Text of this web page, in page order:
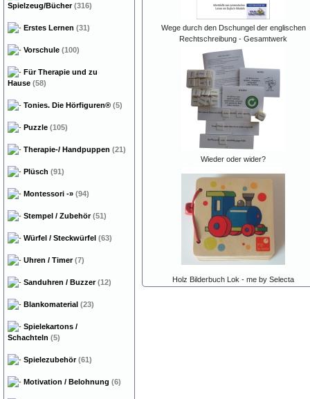
Wege durch den Dschungel der englischen
Rechtschreibung - Gesamtwerk
Wieder oder wider?
Holz Bilderbuch Lok - me by Selecta
Spielzeug/Bücher(316)
Erstes Lernen (31)
Vorschule (100)
Für Therapie und zu
Hause (58)
Tonies. Die Hörfiguren® (5)
Puzzle (105)
Therapie-/ Handpuppen (21)
Plüsch (91)
Montessori -» (94)
Stempel / Zubehör(51)
Würfel / Steckwürfel (63)
Uhren / Timer(7)
Sanduhren / Buzzer(12)
Blankomaterial (23)
Spielekartons /
Schachteln (5)
Spielezubehör(61)
Motivation / Belohnung (6)